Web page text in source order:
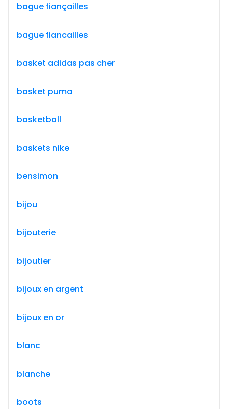
bague fiançailles
bague fiancailles
basket adidas pas cher
basket puma
basketball
baskets nike
bensimon
bijou
bijouterie
bijoutier
bijoux en argent
bijoux en or
blanc
blanche
boots